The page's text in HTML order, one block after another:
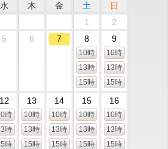
水 木 金 土
日
1
2
5 6 7 8
10時
13時
15時
9
10時
13時
15時
12
時
時
時
13
10時
13時
15時
14
10時
13時
15時
15
10時
13時
15時
16
10時
13時
15時